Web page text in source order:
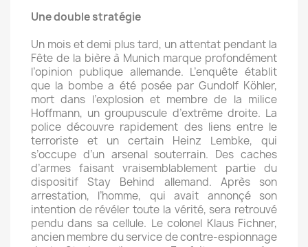
Une double stratégie
Un mois et demi plus tard, un attentat pendant la
Fête de la bière à Munich marque profondément
l’opinion publique allemande. L’enquête établit
que la bombe a été posée par Gundolf Köhler,
mort dans l’explosion et membre de la milice
Hoffmann, un groupuscule d’extrême droite. La
police découvre rapidement des liens entre le
terroriste et un certain Heinz Lembke, qui
s’occupe d’un arsenal souterrain. Des caches
d’armes faisant vraisemblablement partie du
dispositif Stay Behind allemand. Après son
arrestation, l’homme, qui avait annonçé son
intention de révéler toute la vérité, sera retrouvé
pendu dans sa cellule. Le colonel Klaus Fichner,
ancien membre du service de contre-espionnage